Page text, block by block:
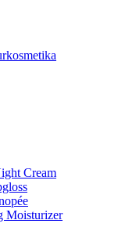
Cream
Moisturizer